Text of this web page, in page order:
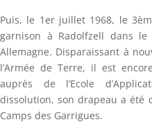
Puis, le 1er juillet 1968, le
garnison à Radolfzell dans le
Allemagne. Disparaissant à
l’Armée de Terre, il est
auprès de l’Ecole
dissolution, son drapeau a été
Camps des Garrigues.